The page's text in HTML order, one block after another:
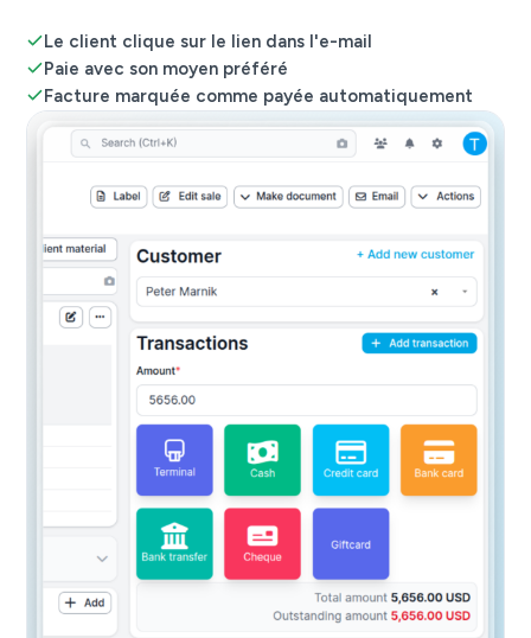
Le client clique sur le lien dans l'e-mail
Paie avec son moyen préféré
Facture marquée comme payée automatiquement